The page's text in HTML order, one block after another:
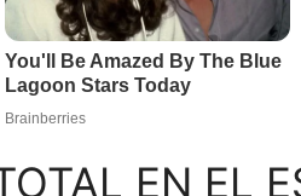
EN EL